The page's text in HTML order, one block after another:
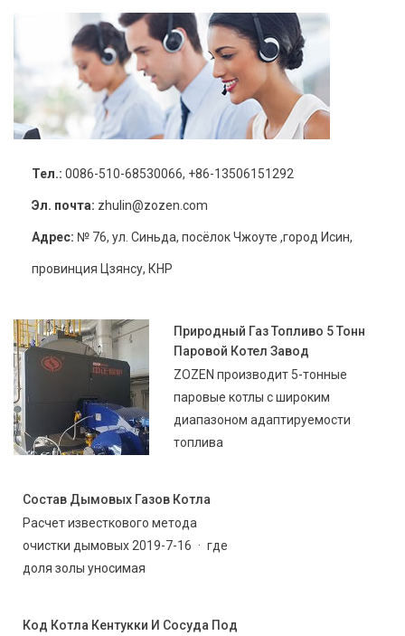
Тел.: 0086-510-68530066, +86-13506151292
Эл. почта: zhulin@zozen.com
Адрес: № 76, ул. Синьда, посёлок Чжоуте ,город Исин,
провинция Цзянсу, КНР
Природный Газ Топливо 5 Тонн
Паровой Котел Завод
ZOZEN производит 5-тонные
паровые котлы с широким
диапазоном адаптируемости
топлива
Состав Дымовых Газов Котла
Расчет известкового метода
очистки дымовых 2019-7-16 · где
доля золы уносимая
Код Котла Кентукки И Сосуда Под